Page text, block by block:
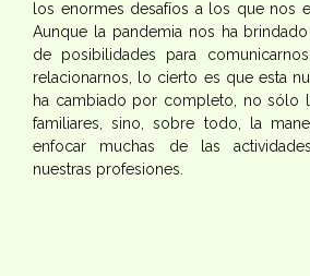
los enormes desafíos a los que nos
Aunque la pandemia nos ha
de posibilidades para
relacionarnos, lo cierto es que esta
ha cambiado por completo, no sólo
familiares, sino, sobre todo, la
enfocar muchas de las
nuestras profesiones.